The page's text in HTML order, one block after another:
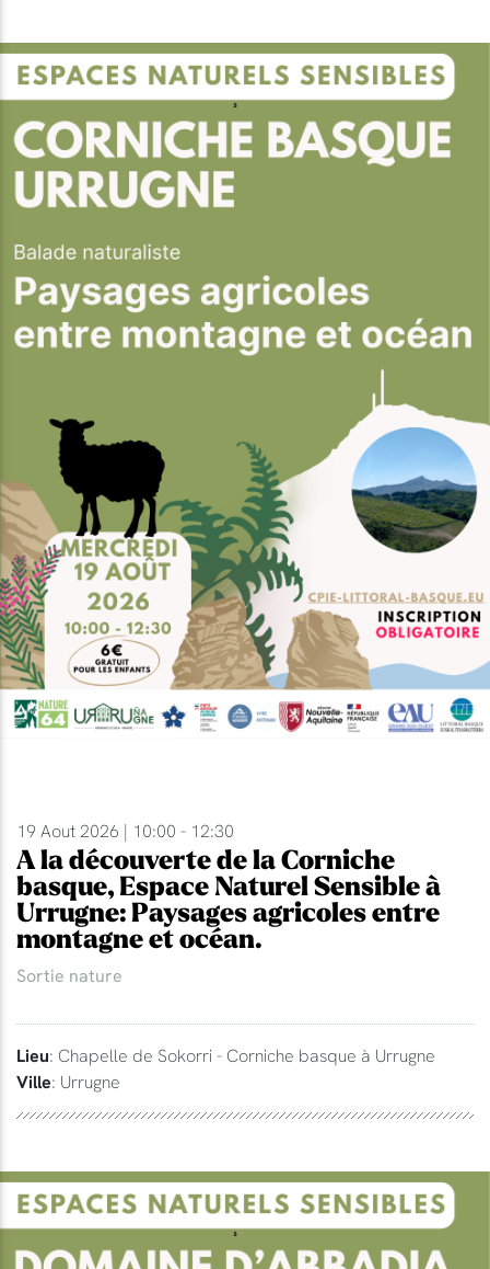
19 Aout 2026 | 10:00 - 12:30
A la découverte de la Corniche
basque, Espace Naturel Sensible à
Urrugne: Paysages agricoles entre
montagne et océan.
Sortie nature
Lieu: Chapelle de Sokorri - Corniche basque à Urrugne
Ville: Urrugne